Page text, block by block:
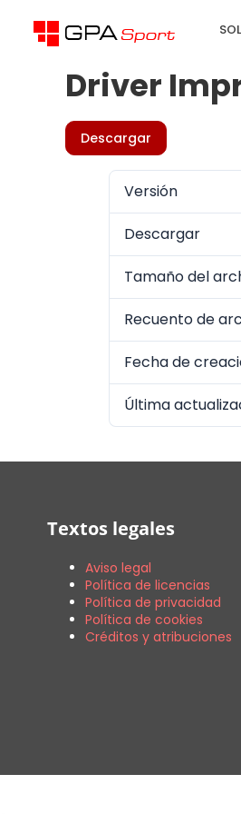
Driver
Descargar
Versión
Descargar
Tamaño del
Recuento de
Fecha de
Última
Textos legales
Aviso legal
Política de licencias
Política de privacidad
Política de cookies
Créditos y atribuciones